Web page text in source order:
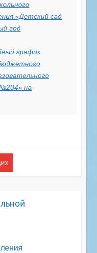
«Детский сад
год
график
на